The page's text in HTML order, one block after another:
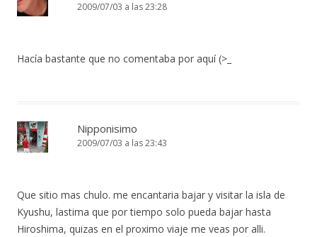
2009/07/03 a las 23:28
Hacía bastante que no comentaba por aquí (>_
Nipponisimo
2009/07/03 a las 23:43
Que sitio mas chulo. me encantaria bajar y visitar la isla de
Kyushu, lastima que por tiempo solo pueda bajar hasta
Hiroshima, quizas en el proximo viaje me veas por alli.